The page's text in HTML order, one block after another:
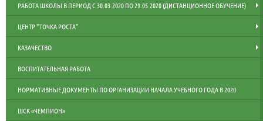
РАБОТА ШКОЛЫ В ПЕРИОД С 30.03.2020 ПО 29.05.2020 (ДИСТАНЦИОННОЕ ОБУЧЕНИЕ)
ЦЕНТР "ТОЧКА РОСТА"
КАЗАЧЕСТВО
ВОСПИТАТЕЛЬНАЯ РАБОТА
НОРМАТИВНЫЕ ДОКУМЕНТЫ ПО ОРГАНИЗАЦИИ НАЧАЛА УЧЕБНОГО ГОДА В 2020
ШСК «ЧЕМПИОН»